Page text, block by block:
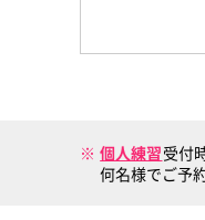
個人練習受付
何名様でご予